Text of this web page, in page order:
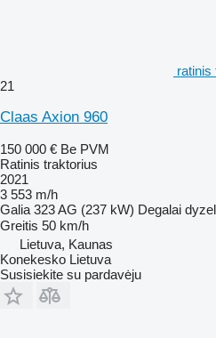
ratinis
21
Claas Axion 960
150 000 € Be PVM
Ratinis traktorius
2021
3 553 m/h
Galia 323 AG (237 kW) Degalai
Greitis 50 km/h
Lietuva, Kaunas
Konekesko Lietuva
Susisiekite su pardavėju